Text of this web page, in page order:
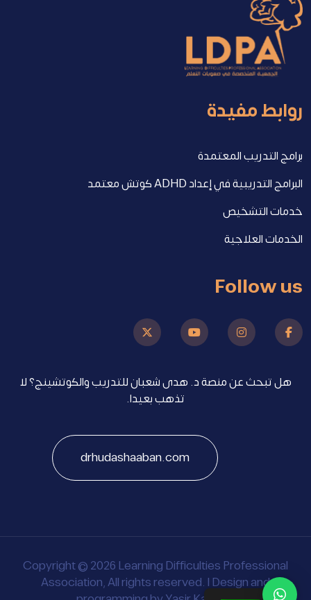
روابط مفيدة
برامج التدريب المعتمدة
البرامج التدريبية في إعداد ADHD كوتش معتمد
خدمات التشخيص
الخدمات العلاجية
Follow us
هل تبحث عن منصة د. هدى شعبان للتدريب والكوتشينج؟ لا
تذهب بعيدا.
drhudashaaban.com
Copyright © 2026 Learning Difficulties Professional
Association, All rights reserved. | Design and